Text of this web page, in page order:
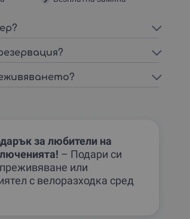
за любители на
– Подари си
или
с велоразходка сред